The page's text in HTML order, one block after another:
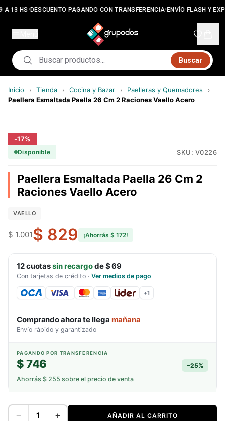
A 13 HS•DESCUENTO PAGANDO CON TRANSFERENCIA•ENVÍO FLASH Y
Buscar
Inicio › Tienda › Cocina y Bazar › Paelleras y Quemadores ›
Paellera Esmaltada Paella 26 Cm 2 Raciones Vaello Acero
-17%
Disponible SKU: V0226
Paellera Esmaltada Paella 26 Cm 2
Raciones Vaello Acero
VAELLO
$ 1.001$ 829 ¡Ahorrás $ 172!
12cuotassin recargode$ 69
Con tarjetas de crédito · Ver medios de pago
+1
Comprando ahora te llega mañana
Envío rápido y garantizado
PAGANDO POR TRANSFERENCIA
$ 746 −25%
Ahorrás $ 255 sobre el precio de venta
− + AÑADIR AL CARRITO